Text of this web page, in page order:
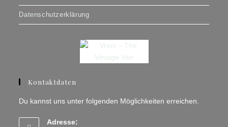
Datenschutzerklärung
Kontaktdaten
Du kannst uns unter folgenden Möglichkeiten erreichen.
Adresse: